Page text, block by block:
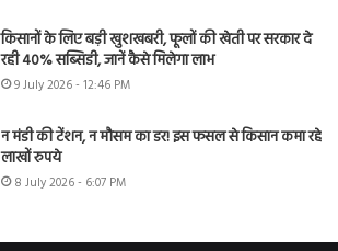
किसानों के लिए बड़ी खुशखबरी, फूलों की खेती पर सरकार दे
रही 40% सब्सिडी, जानें कैसे मिलेगा लाभ
9 July 2026 - 12:46 PM
न मंडी की टेंशन, न मौसम का डर! इस फसल से किसान कमा रहे
लाखों रुपये
8 July 2026 - 6:07 PM